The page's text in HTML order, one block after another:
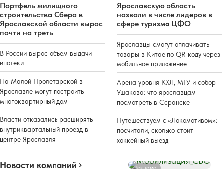
Портфель жилищного
строительства Сбера в
Ярославской области вырос
почти на треть
В России вырос объем выдачи
ипотеки
На Малой Пролетарской в
Ярославле могут построить
многоквартирный дом
Власти отказались расширять
внутриквартальный проезд в
центре Ярославля
Ярославскую область
назвали в числе лидеров в
сфере туризма ЦФО
Ярославцы смогут оплачивать
товары в Китае по QR-коду через
мобильное приложение
Арена уровня КХЛ, МГУ и собор
Ушакова: что ярославцам
посмотреть в Саранске
Путешествуем с «Локомотивом»:
посчитали, сколько стоит
хоккейный выезд
Новости компаний Реклама